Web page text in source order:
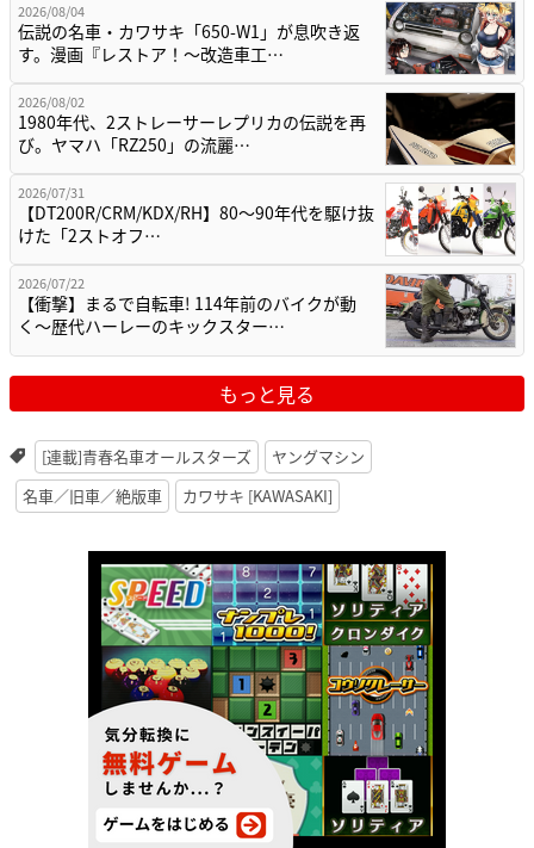
2026/08/04
伝説の名車・カワサキ「650-W1」が息吹き返
す。漫画『レストア！～改造車工…
2026/08/02
1980年代、2ストレーサーレプリカの伝説を再
び。ヤマハ「RZ250」の流麗…
2026/07/31
【DT200R/CRM/KDX/RH】80〜90年代を駆け抜
けた「2ストオフ…
2026/07/22
【衝撃】まるで自転車! 114年前のバイクが動
く〜歴代ハーレーのキックスター…
もっと見る
[連載]青春名車オールスターズ
ヤングマシン
名車／旧車／絶版車
カワサキ [KAWASAKI]